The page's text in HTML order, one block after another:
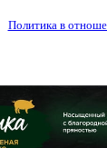
Политика в